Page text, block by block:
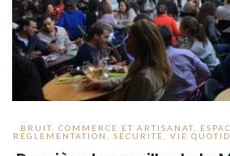
BRUIT COMMERCE ET ARTISANAT
RÉGLEMENTATION
SÉCURITÉ VIE